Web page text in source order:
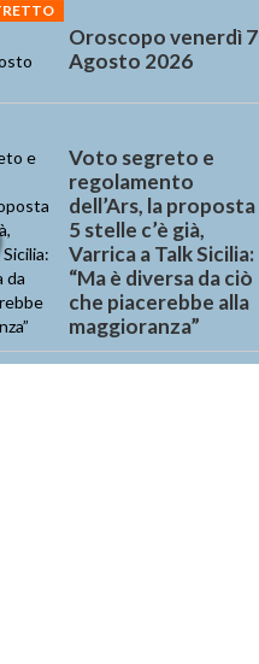
Oroscopo venerdì 7
Agosto 2026
Voto segreto e
regolamento
dell’Ars, la proposta
5 stelle c’è già,
Varrica a Talk Sicilia:
“Ma è diversa da ciò
che piacerebbe alla
maggioranza”